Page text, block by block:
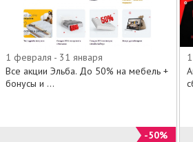
1 февраля - 31 января
Все акции Эльба. До 50% на мебель +
бонусы и ...
-50%